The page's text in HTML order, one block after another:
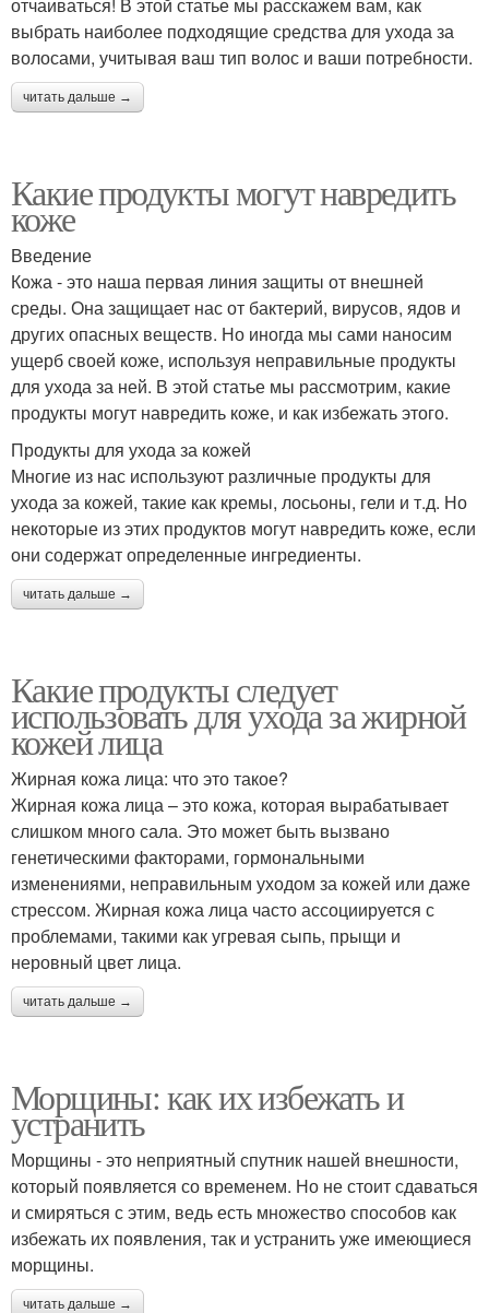
выбрать наиболее подходящие средства для ухода за
волосами, учитывая ваш тип волос и ваши потребности.
читать дальше →
Какие продукты могут навредить
коже
Введение
Кожа - это наша первая линия защиты от внешней
среды. Она защищает нас от бактерий, вирусов, ядов и
других опасных веществ. Но иногда мы сами наносим
ущерб своей коже, используя неправильные продукты
для ухода за ней. В этой статье мы рассмотрим, какие
продукты могут навредить коже, и как избежать этого.
Продукты для ухода за кожей
Многие из нас используют различные продукты для
ухода за кожей, такие как кремы, лосьоны, гели и т.д. Но
некоторые из этих продуктов могут навредить коже, если
они содержат определенные ингредиенты.
читать дальше →
Какие продукты следует
использовать для ухода за жирной
кожей лица
Жирная кожа лица: что это такое?
Жирная кожа лица – это кожа, которая вырабатывает
слишком много сала. Это может быть вызвано
генетическими факторами, гормональными
изменениями, неправильным уходом за кожей или даже
стрессом. Жирная кожа лица часто ассоциируется с
проблемами, такими как угревая сыпь, прыщи и
неровный цвет лица.
читать дальше →
Морщины: как их избежать и
устранить
Морщины - это неприятный спутник нашей внешности,
который появляется со временем. Но не стоит сдаваться
и смиряться с этим, ведь есть множество способов как
избежать их появления, так и устранить уже имеющиеся
морщины.
читать дальше →